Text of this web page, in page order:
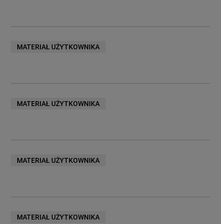
MATERIAŁ UŻYTKOWNIKA
MATERIAŁ UŻYTKOWNIKA
MATERIAŁ UŻYTKOWNIKA
MATERIAŁ UŻYTKOWNIKA